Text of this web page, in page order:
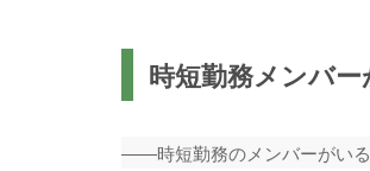
時短勤務メンバ
――時短勤務のメンバーがいる